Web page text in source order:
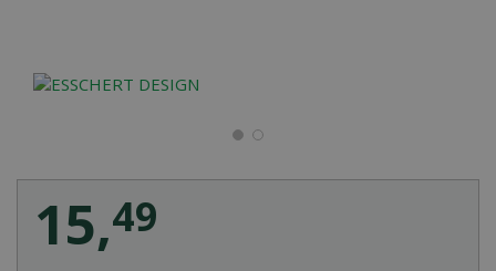
15,49